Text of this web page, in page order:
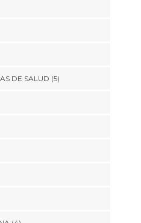
DE SALUD (5)